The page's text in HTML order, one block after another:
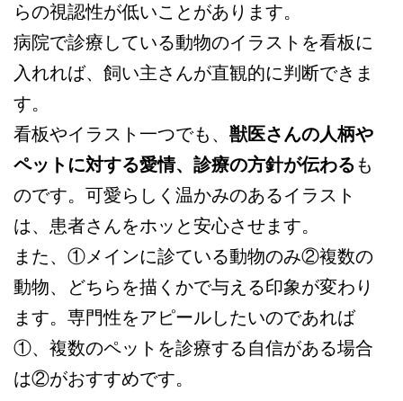
らの視認性が低いことがあります。
病院で診療している動物のイラストを看板に
入れれば、飼い主さんが直観的に判断できま
す。
看板やイラスト一つでも、 獣医さんの人柄や
ペットに対する愛情、診療の方針が伝わるも
のです。可愛らしく温かみのあるイラスト
は、患者さんをホッと安心させます。
また、①メインに診ている動物のみ②複数の
動物、どちらを描くかで与える印象が変わり
ます。専門性をアピールしたいのであれば
①、複数のペットを診療する自信がある場合
は②がおすすめです。